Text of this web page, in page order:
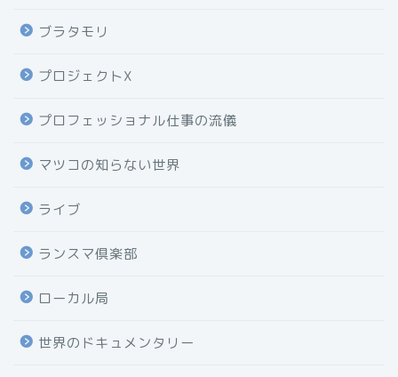
ブラタモリ
プロジェクトX
プロフェッショナル仕事の流儀
マツコの知らない世界
ライブ
ランスマ倶楽部
ローカル局
世界のドキュメンタリー